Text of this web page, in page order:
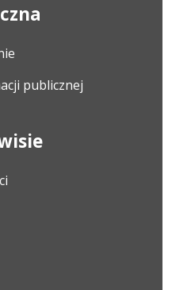
publicznej